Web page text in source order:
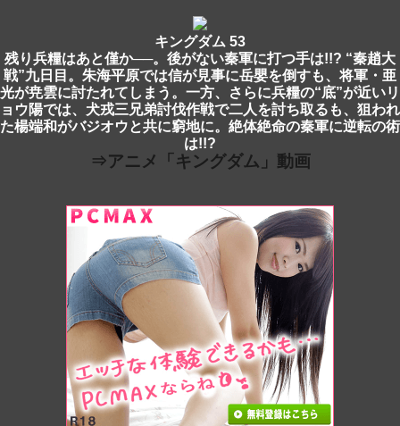
キングダム 53
残り兵糧はあと僅か──。後がない秦軍に打つ手は!!? “秦趙大
戦”九日目。朱海平原では信が見事に岳嬰を倒すも、将軍・亜
光が尭雲に討たれてしまう。一方、さらに兵糧の“底”が近いリ
ョウ陽では、犬戎三兄弟討伐作戦で二人を討ち取るも、狙われ
た楊端和がバジオウと共に窮地に。絶体絶命の秦軍に逆転の術
は!!?
⇒アニメ「キングダム」動画